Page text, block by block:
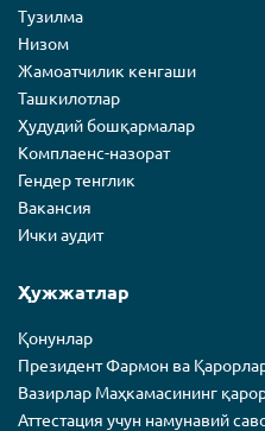
Тузилма
Низом
Жамоатчилик кенгаши
Ташкилотлар
Ҳудудий бошқармалар
Комплаенс-назорат
Гендер тенглик
Вакансия
Ички аудит
Ҳужжатлар
Қонунлар
Президент Фармон ва
Вазирлар Маҳкамасининг
Аттестация учун намунавий